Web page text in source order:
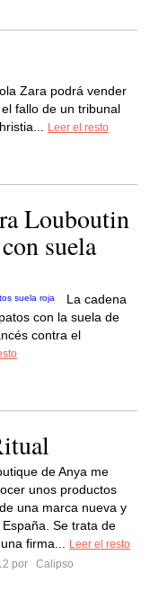
Zara podrá vender
fallo de un tribunal
Leer el resto
Louboutin
suela
La cadena
con la suela de
contra el
de Anya me
unos productos
una marca nueva y
Se trata de
firma...
Leer el resto
por
Calipso